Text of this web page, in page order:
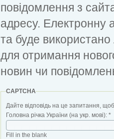
повідомлення з
адресу. Електронну
та буде
для отримання
новин чи
CAPTCHA
Дайте відповідь на це запитання,
Головна річка України (на укр. мові): *
Fill in the blank